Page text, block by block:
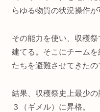
らゆる物質の状況操作が
その能力を使い、収穫
建てる。そこにチーム
たちを避難させてきたの
結果、収穫祭史上最少の
３（ギメル）に昇格。